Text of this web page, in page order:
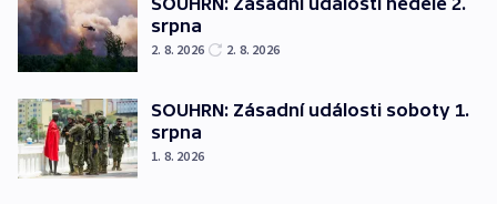
srpna
2. 8. 2026 2. 8. 2026
SOUHRN: Zásadní události soboty 1.
srpna
1. 8. 2026